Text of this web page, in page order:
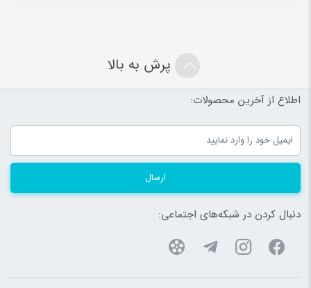
پرش به بالا
اطلاع از آخرین محصولات:
ارسال
دنبال کردن در شبکه‌های اجتماعی: